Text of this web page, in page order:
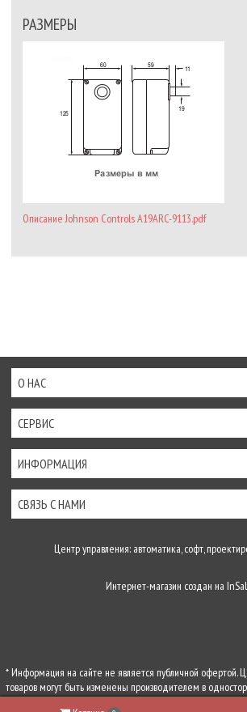
РАЗМЕРЫ
Описание Johnson Controls A19ARC-9113.pdf
О НАС
СЕРВИС
ИНФОРМАЦИЯ
СВЯЗЬ С НАМИ
Центр управления: автоматика, софт,
Интернет-магазин создан на
* Информация на сайте не является публичной офертой.
товаров могут быть изменены производителем в
Актуальную цену уточняйте у менеджеров по телефону